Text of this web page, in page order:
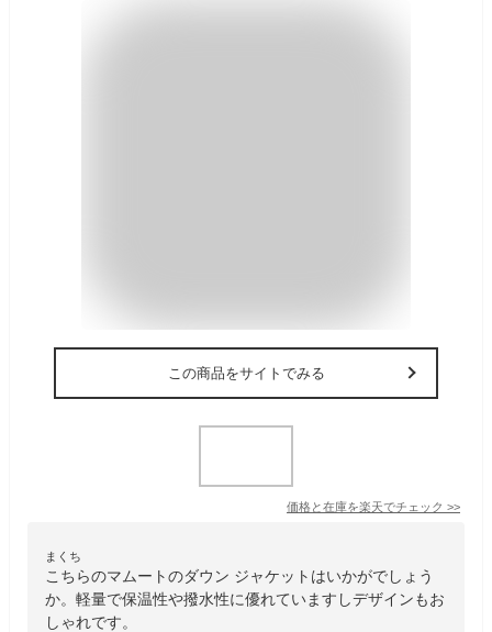
この商品をサイトでみる
価格と在庫を楽天でチェック >>
まくち
こちらのマムートのダウン ジャケットはいかがでしょう
か。軽量で保温性や撥水性に優れていますしデザインもお
しゃれです。